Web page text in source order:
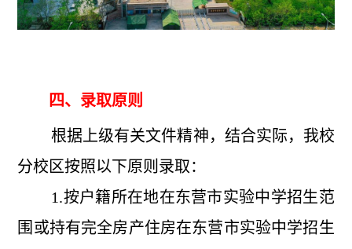
四、录取原则
根据上级有关文件精神，结合实际，我校
分校区按照以下原则录取：
1.按户籍所在地在东营市实验中学招生范
围或持有完全房产住房在东营市实验中学招生